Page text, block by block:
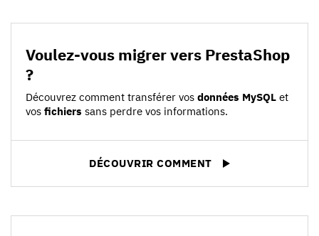
Voulez-vous migrer vers PrestaShop
?
Découvrez comment transférer vos données MySQL et
vos fichiers sans perdre vos informations.
DÉCOUVRIR COMMENT